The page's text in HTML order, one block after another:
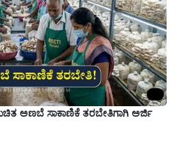
ಅಣಬೆ ಸಾಕಾಣಿಕೆ ತರಬೇತಿಗಾಗಿ ಅರ್ಜಿ